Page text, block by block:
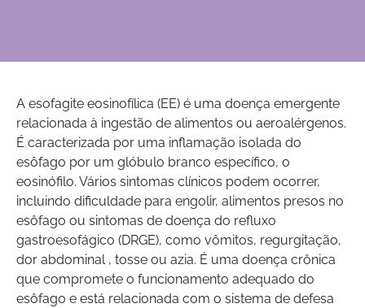
A esofagite eosinofílica (EE) é uma doença emergente
relacionada à ingestão de alimentos ou aeroalérgenos.
É caracterizada por uma inflamação isolada do
esôfago por um glóbulo branco específico, o
eosinófilo. Vários sintomas clínicos podem ocorrer,
incluindo dificuldade para engolir, alimentos presos no
esôfago ou sintomas de doença do refluxo
gastroesofágico (DRGE), como vômitos, regurgitação,
dor abdominal , tosse ou azia. É uma doença crônica
que compromete o funcionamento adequado do
esôfago e está relacionada com o sistema de defesa